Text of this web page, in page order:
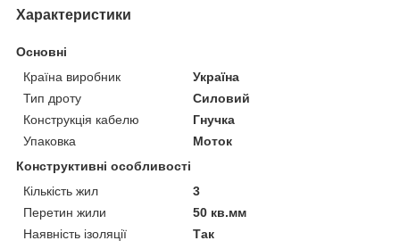
Характеристики
Основні
Країна виробник
Україна
Тип дроту
Силовий
Конструкція кабелю
Гнучка
Упаковка
Моток
Конструктивні особливості
Кількість жил
3
Перетин жили
50 кв.мм
Наявність ізоляції
Так